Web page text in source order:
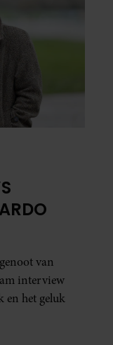
van
interview
en het geluk